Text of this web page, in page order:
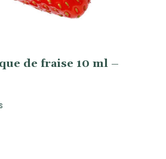
de fraise 10 ml –